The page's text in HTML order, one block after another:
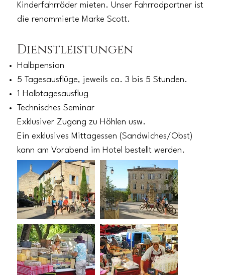
Kinderfahrräder mieten. Unser Fahrradpartner ist
die renommierte Marke Scott.
Dienstleistungen
Halbpension
5 Tagesausflüge, jeweils ca. 3 bis 5 Stunden.
1 Halbtagesausflug
Technisches Seminar
Exklusiver Zugang zu Höhlen usw.
Ein exklusives Mittagessen (Sandwiches/Obst)
kann am Vorabend im Hotel bestellt werden.